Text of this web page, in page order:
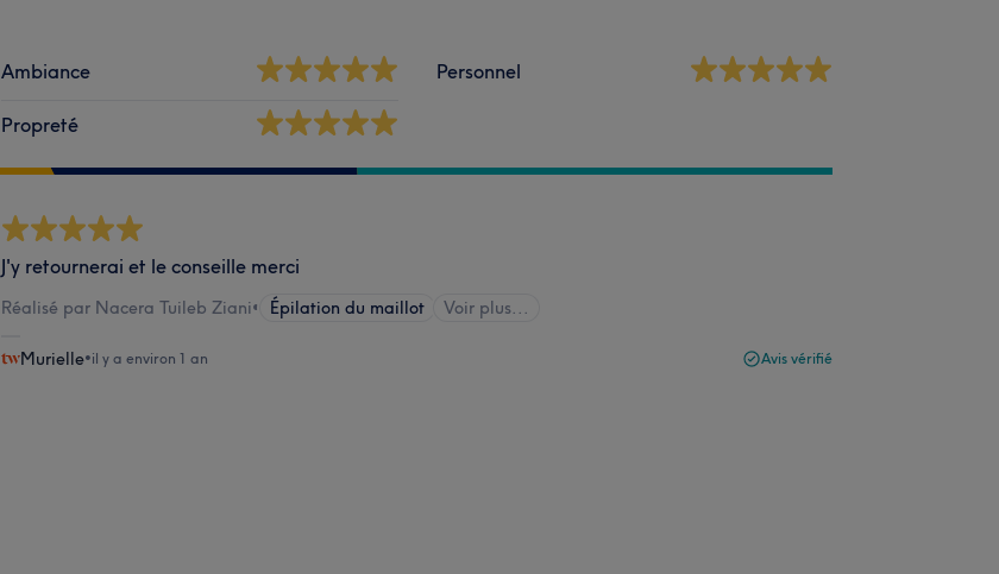
Ambiance
Propreté
Personnel
J'y retournerai et le conseille merci
Réalisé par Nacera Tuileb Ziani• Épilation du maillot Voir plus...
Murielle•il y a environ 1 an Avis vérifié